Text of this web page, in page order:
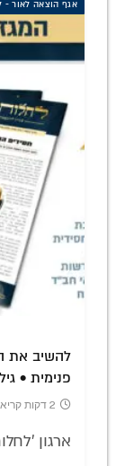
אגף הוצאה לאור -
להשיב את
פנימית • גיליון 247
2 דקות קריאה
ארגון